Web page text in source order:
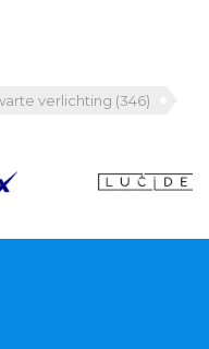
verlichting (346)